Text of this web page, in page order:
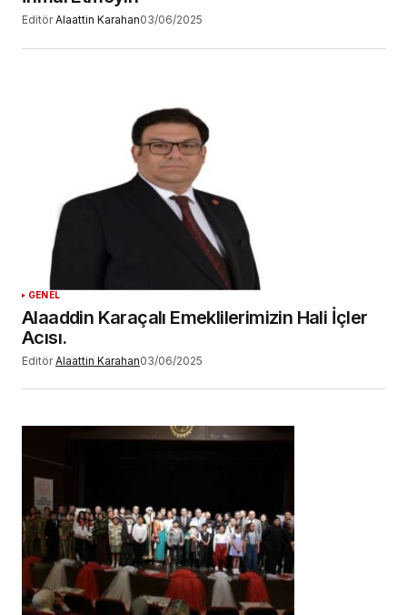
Editör Alaattin Karahan03/06/2025
GENEL
Alaaddin Karaçalı Emeklilerimizin Hali İçler
Acısı.
Editör Alaattin Karahan03/06/2025